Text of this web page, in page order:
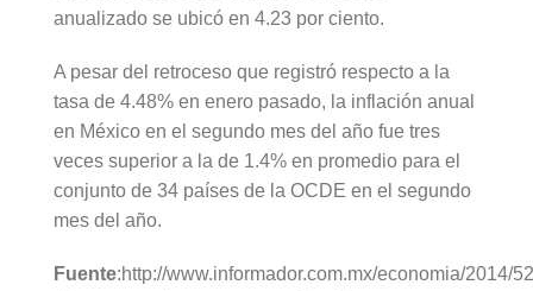
anualizado se ubicó en 4.23 por ciento.
A pesar del retroceso que registró respecto a la
tasa de 4.48% en enero pasado, la inflación anual
en México en el segundo mes del año fue tres
veces superior a la de 1.4% en promedio para el
conjunto de 34 países de la OCDE en el segundo
mes del año.
Fuente:http://www.informador.com.mx/economia/2014/